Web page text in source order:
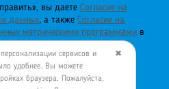
вы даете Согласие на
данных, а такжеСогласие на
метрическими программамив
обработки персональных
данных. ✖
сервисов и
удобнее. Вы можете
браузера. Пожалуйста,